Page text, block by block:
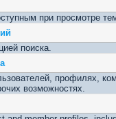
при просмотре
поиска.
профилях,
возможностях.